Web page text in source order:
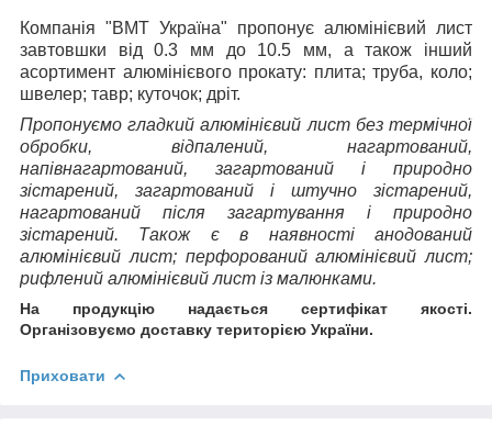
Компанія "ВМТ Україна" пропонує алюмінієвий лист
завтовшки від 0.3 мм до 10.5 мм, а також інший
асортимент алюмінієвого прокату: плита; труба, коло;
швелер; тавр; куточок; дріт.
Пропонуємо гладкий алюмінієвий лист без термічної
обробки, відпалений, нагартований,
напівнагартований, загартований і природно
зістарений, загартований і штучно зістарений,
нагартований після загартування і природно
зістарений. Також є в наявності анодований
алюмінієвий лист; перфорований алюмінієвий лист;
рифлений алюмінієвий лист із малюнками.
На продукцію надається сертифікат якості.
Організовуємо доставку територією України.
Приховати